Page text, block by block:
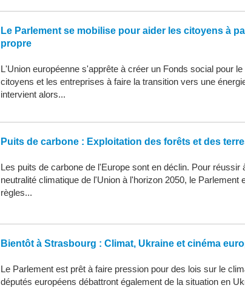
Le Parlement se mobilise pour aider les citoyens à
propre
L'Union européenne s'apprête à créer un Fonds social pour
citoyens et les entreprises à faire la transition vers une
intervient alors...
Puits de carbone : Exploitation des forêts et des
Les puits de carbone de l'Europe sont en déclin. Pour réussir
neutralité climatique de l'Union à l'horizon 2050, le Parlement
règles...
Bientôt à Strasbourg : Climat, Ukraine et cinéma
Le Parlement est prêt à faire pression pour des lois sur le
députés européens débattront également de la situation en